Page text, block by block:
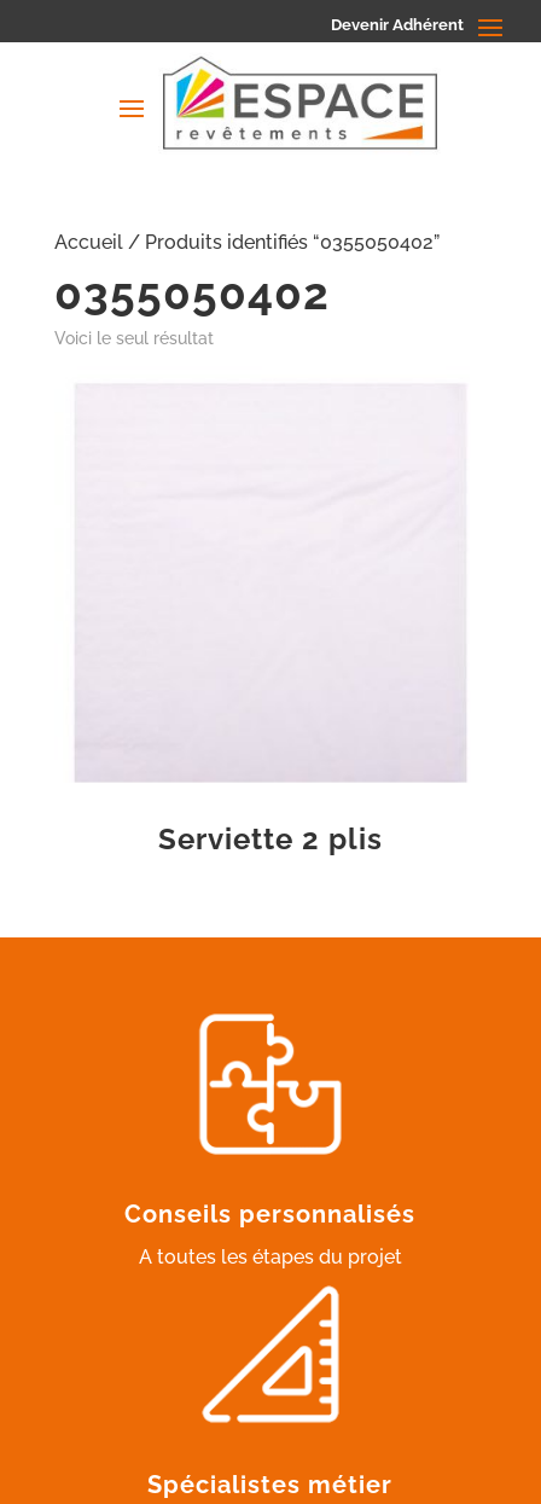
Devenir Adhérent
Accueil/ Produits identifiés “0355050402”
0355050402
Voici le seul résultat
Serviette 2 plis
Conseils personnalisés
A toutes les étapes du projet
Spécialistes métier